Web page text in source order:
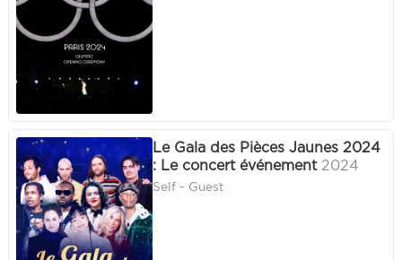
Le Gala des Pièces Jaunes 2024
: Le concert événement 2024
Self - Guest